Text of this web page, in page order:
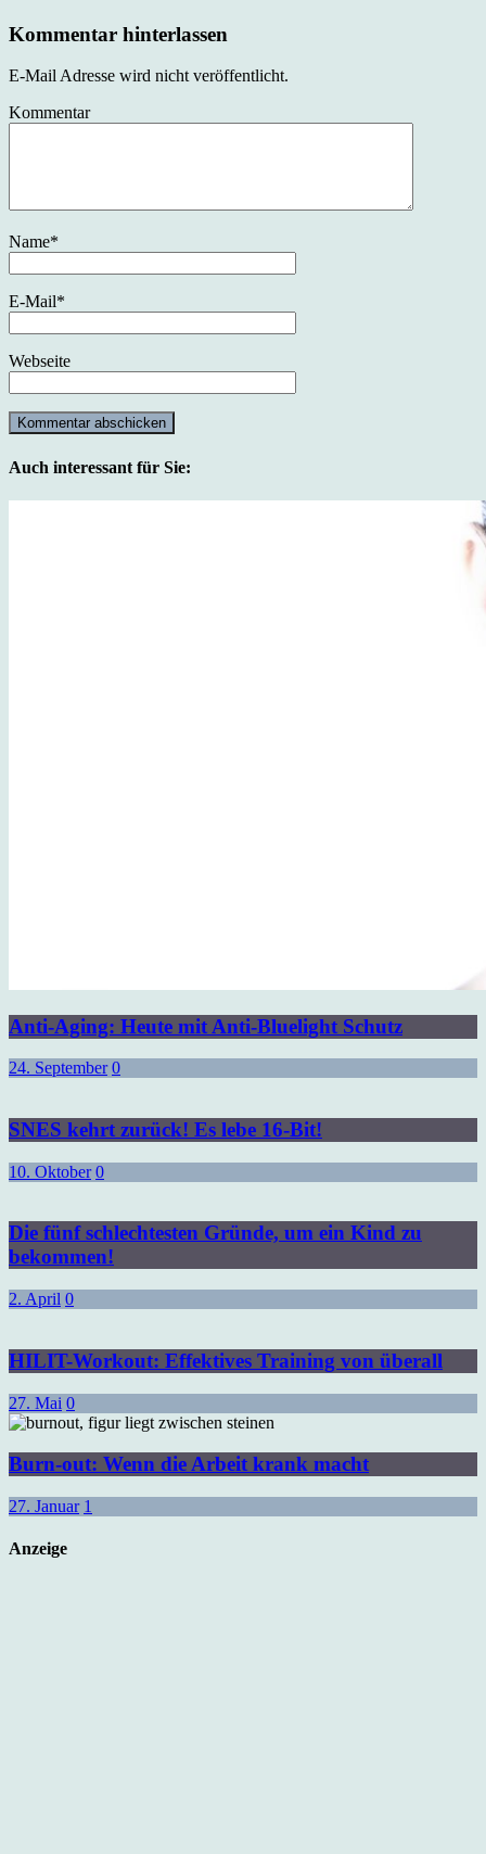
Kommentar hinterlassen
E-Mail Adresse wird nicht veröffentlicht.
Kommentar
Name*
E-Mail*
Webseite
Auch interessant für Sie:
Anti-Aging: Heute mit Anti-Bluelight Schutz
24. September 0
SNES kehrt zurück! Es lebe 16-Bit!
10. Oktober 0
Die fünf schlechtesten Gründe, um ein Kind zu
bekommen!
2. April 0
HILIT-Workout: Effektives Training von überall
27. Mai 0
Burn-out: Wenn die Arbeit krank macht
27. Januar 1
Anzeige